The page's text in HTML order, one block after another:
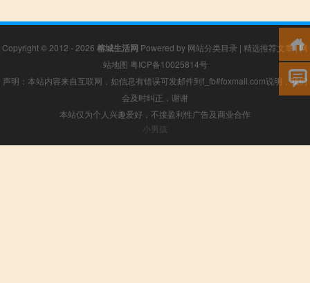
Copyright © 2012 - 2026 榕城生活网 Powered by 网站分类目录 | 精选推荐文章 |网
站地图 粤ICP备10025814号
声明：本站内容来自互联网，如信息有错误可发邮件到f_fb#foxmail.com说明，我们
会及时纠正，谢谢
本站仅为个人兴趣爱好，不接盈利性广告及商业合作
小男孩